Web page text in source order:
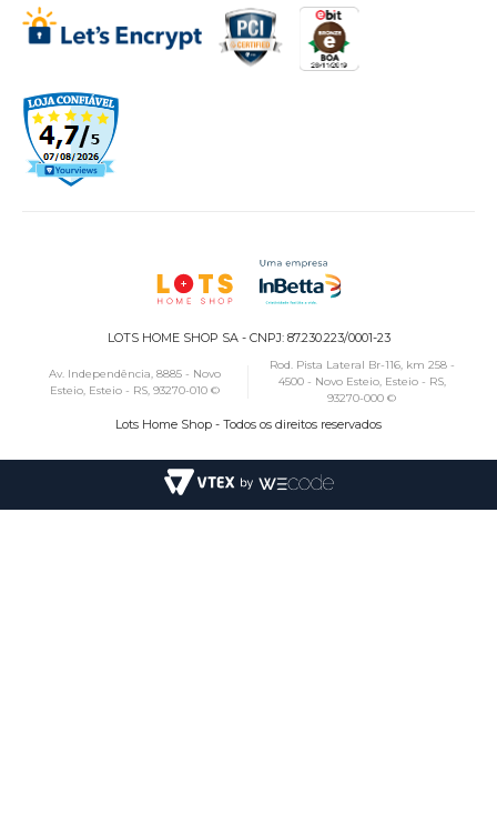
LOTS HOME SHOP SA - CNPJ: 87.230.223/0001-23
Av. Independência, 8885 - Novo
Esteio, Esteio - RS, 93270-010 ©
Rod. Pista Lateral Br-116, km 258 -
4500 - Novo Esteio, Esteio - RS,
93270-000 ©
Lots Home Shop - Todos os direitos reservados